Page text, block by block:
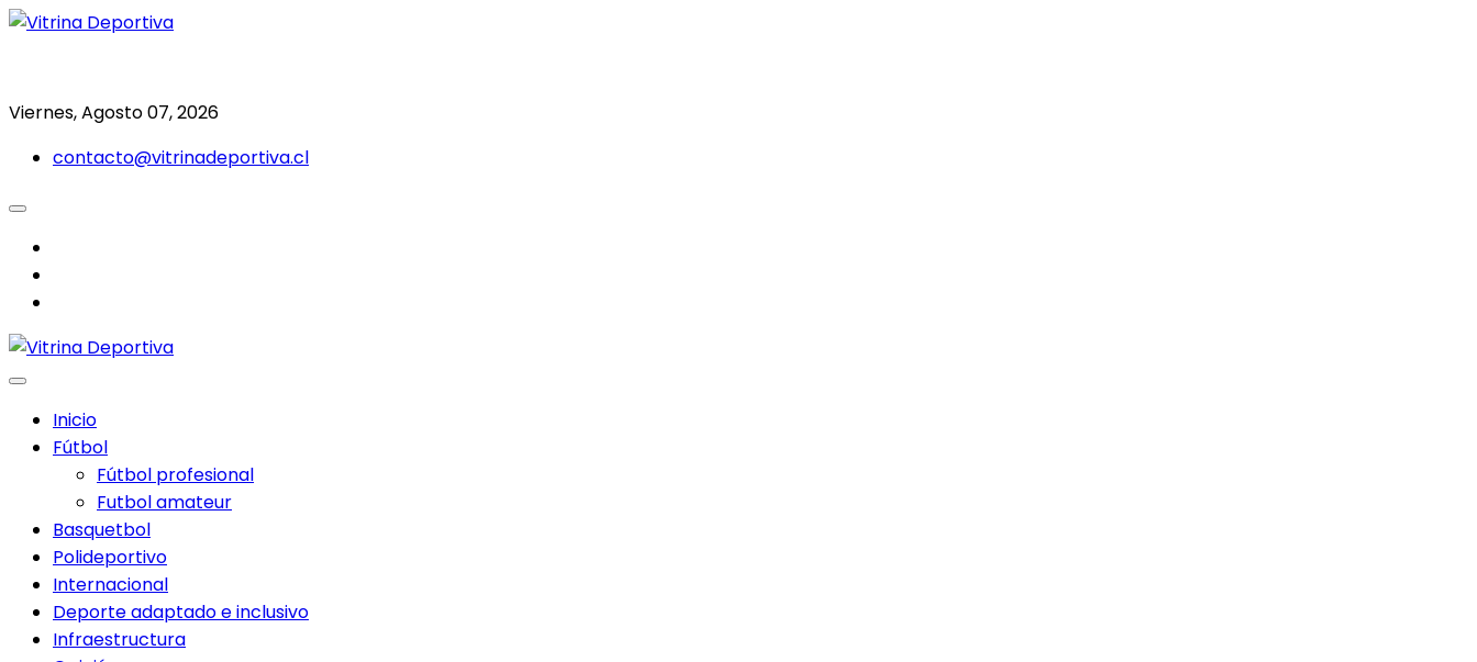
Saltar
Viernes, Agosto 07, 2026
contacto@vitrinadeportiva.cl
Inicio
Fútbol
Fútbol profesional
Futbol amateur
Basquetbol
Polideportivo
Internacional
Deporte adaptado e inclusivo
Infraestructura